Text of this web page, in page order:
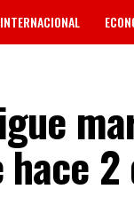
INTERNACIONAL
2